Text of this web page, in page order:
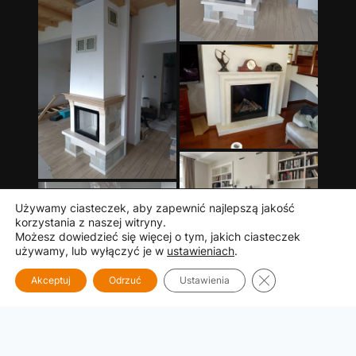
Używamy ciasteczek, aby zapewnić najlepszą jakość
korzystania z naszej witryny.
Możesz dowiedzieć się więcej o tym, jakich ciasteczek
używamy, lub wyłączyć je w ustawieniach.
Akceptuj Odrzuć Ustawienia Zamknij panel